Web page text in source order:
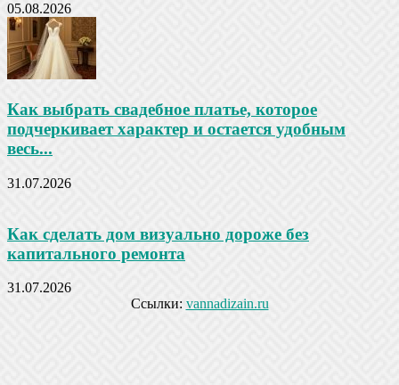
05.08.2026
Как выбрать свадебное платье, которое
подчеркивает характер и остается удобным
весь...
31.07.2026
Как сделать дом визуально дороже без
капитального ремонта
31.07.2026
Ссылки: vannadizain.ru